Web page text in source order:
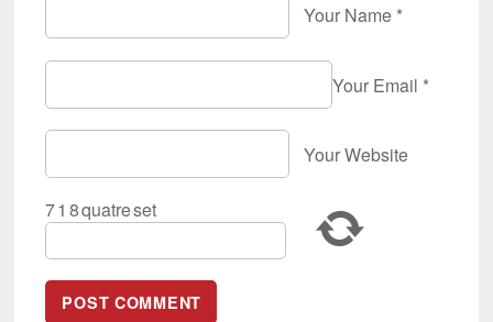
Your Name *
Your Email *
Your Website
71 8quatreset